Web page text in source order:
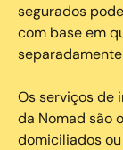
segurados
com base em
Os serviços de
da Nomad são
domiciliados